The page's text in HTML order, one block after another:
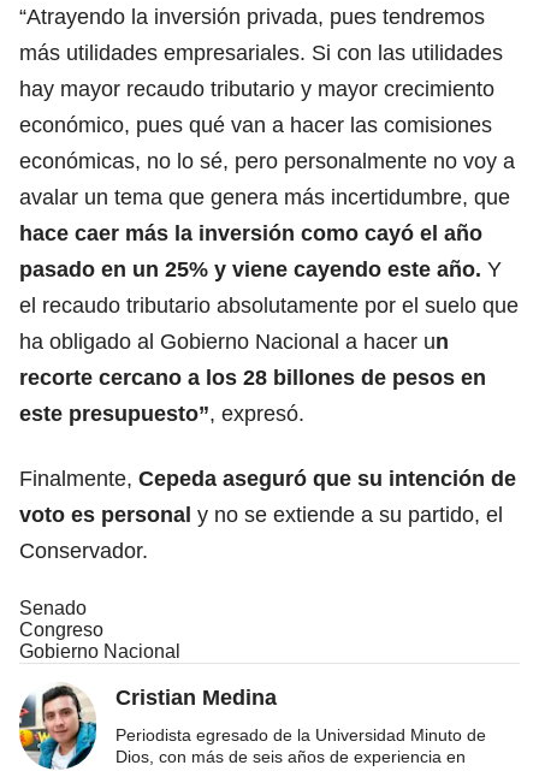
“Atrayendo la inversión privada, pues tendremos
más utilidades empresariales. Si con las utilidades
hay mayor recaudo tributario y mayor crecimiento
económico, pues qué van a hacer las comisiones
económicas, no lo sé, pero personalmente no voy a
avalar un tema que genera más incertidumbre, que
hace caer más la inversión como cayó el año
pasado en un 25% y viene cayendo este año. Y
el recaudo tributario absolutamente por el suelo que
ha obligado al Gobierno Nacional a hacer un
recorte cercano a los 28 billones de pesos en
este presupuesto”, expresó.
Finalmente, Cepeda aseguró que su intención de
voto es personal y no se extiende a su partido, el
Conservador.
Senado
Congreso
Gobierno Nacional
Cristian Medina
Periodista egresado de la Universidad Minuto de
Dios, con más de seis años de experiencia en